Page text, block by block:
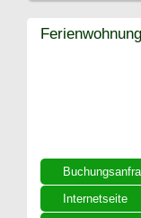
Internetseite